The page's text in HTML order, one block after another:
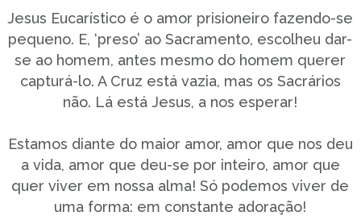
Jesus Eucarístico é o amor prisioneiro fazendo-se
pequeno. E, ‘preso’ ao Sacramento, escolheu dar-
se ao homem, antes mesmo do homem querer
capturá-lo. A Cruz está vazia, mas os Sacrários
não. Lá está Jesus, a nos esperar!
Estamos diante do maior amor, amor que nos deu
a vida, amor que deu-se por inteiro, amor que
quer viver em nossa alma! Só podemos viver de
uma forma: em constante adoração!